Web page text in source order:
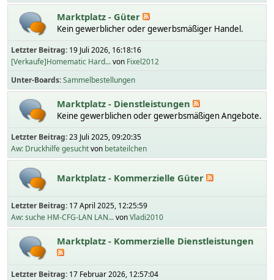
Marktplatz - Güter
Kein gewerblicher oder gewerbsmäßiger Handel.
Letzter Beitrag: 19 Juli 2026, 16:18:16
[Verkaufe]Homematic Hard...von Fixel2012
Unter-Boards Sammelbestellungen
Marktplatz - Dienstleistungen
Keine gewerblichen oder gewerbsmäßigen Angebote.
Letzter Beitrag:23 Juli 2025, 09:20:35
Aw: Druckhilfe gesuchtvon betateilchen
Marktplatz - Kommerzielle Güter
Letzter Beitrag: 17 April 2025, 12:25:59
Aw: suche HM-CFG-LAN LAN...vonVladi2010
Marktplatz - Kommerzielle Dienstleistungen
Letzter Beitrag: 17 Februar 2026, 12:57:04